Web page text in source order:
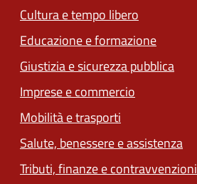
Cultura e tempo libero
Educazione e formazione
Giustizia e sicurezza pubblica
Imprese e commercio
Mobilità e trasporti
Salute, benessere e assistenza
Tributi, finanze e contravvenzioni